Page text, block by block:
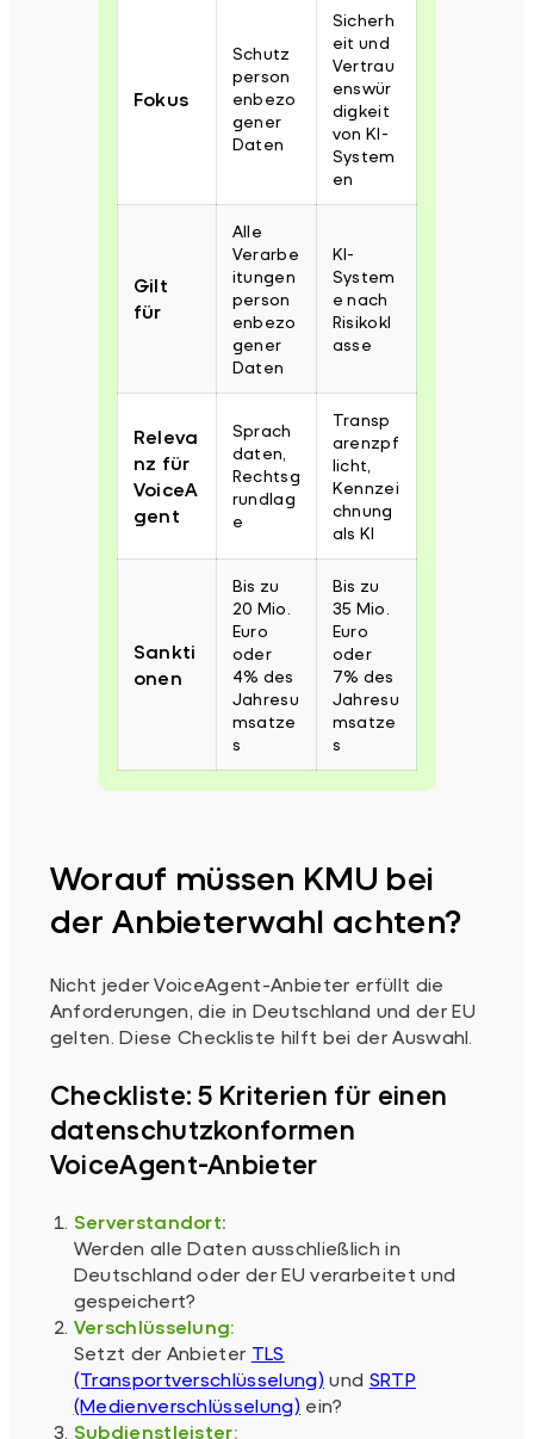
Fokus
Schutz
person
enbezo
gener
Daten
Sicherh
eit und
Vertrau
enswür
digkeit
von KI-
System
en
Gilt
für
Alle
Verarbe
itungen
person
enbezo
gener
Daten
KI-
System
e nach
Risikokl
asse
Releva
nz für
VoiceA
gent
Sprach
daten,
Rechtsg
rundlag
e
Transp
arenzpf
licht,
Kennzei
chnung
als KI
Sankti
onen
Bis zu
20 Mio.
Euro
oder
4% des
Jahresu
msatze
s
Bis zu
35 Mio.
Euro
oder
7% des
Jahresu
msatze
s
Worauf müssen KMU bei
der Anbieterwahl achten?
Nicht jeder VoiceAgent-Anbieter erfüllt die
Anforderungen, die in Deutschland und der EU
gelten. Diese Checkliste hilft bei der Auswahl.
Checkliste: 5 Kriterien für einen
datenschutzkonformen
VoiceAgent-Anbieter
Serverstandort:
Werden alle Daten ausschließlich in
Deutschland oder der EU verarbeitet und
gespeichert?
Verschlüsselung:
Setzt der Anbieter TLS
(Transportverschlüsselung) und SRTP
(Medienverschlüsselung) ein?
Subdienstleister: